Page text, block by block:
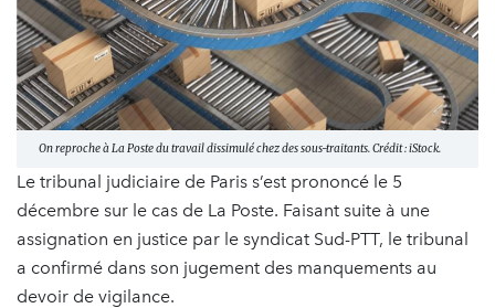
On reproche à La Poste du travail dissimulé chez des sous-traitants. Crédit : iStock.
Le tribunal judiciaire de Paris s’est prononcé le 5
décembre sur le cas de La Poste. Faisant suite à une
assignation en justice par le syndicat Sud-PTT, le tribunal
a confirmé dans son jugement des manquements au
devoir de vigilance.